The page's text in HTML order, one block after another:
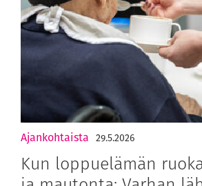
Ajankohtaista 29.5.2026
Kun loppuelämän